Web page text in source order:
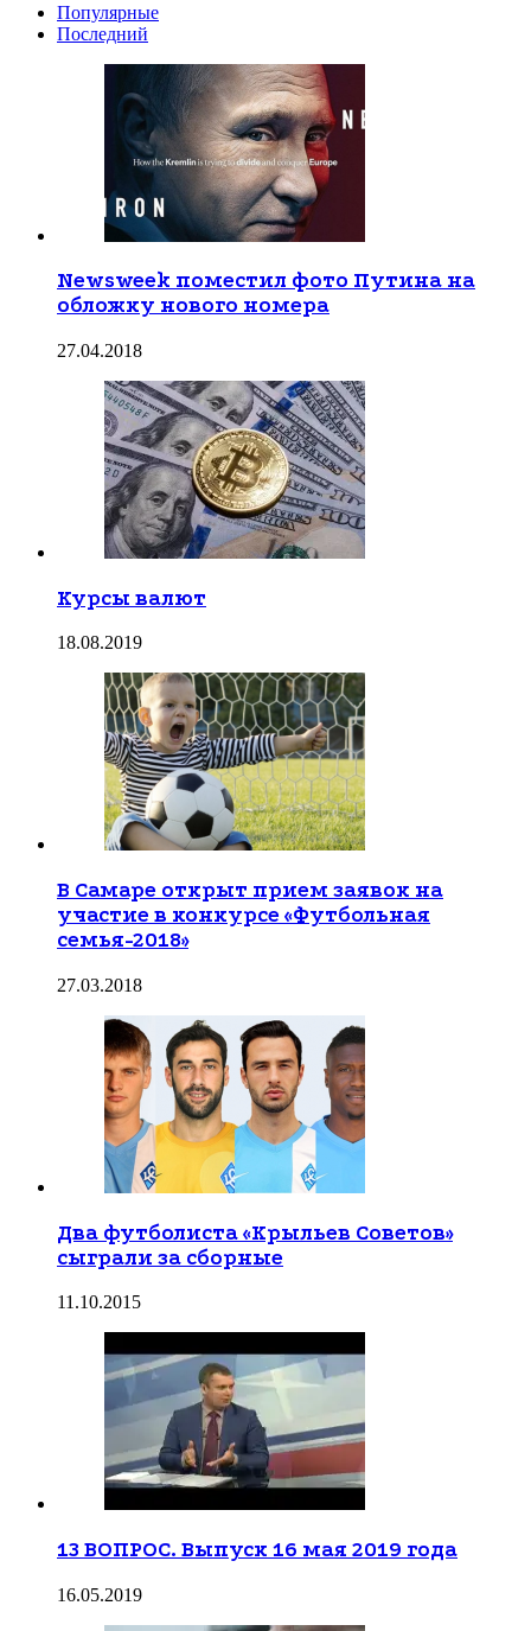
Популярные
Последний
Newsweek поместил фото Путина на
обложку нового номера
27.04.2018
Курсы валют
18.08.2019
В Самаре открыт прием заявок на
участие в конкурсе «Футбольная
семья-2018»
27.03.2018
Два футболиста «Крыльев Советов»
сыграли за сборные
11.10.2015
13 ВОПРОС. Выпуск 16 мая 2019 года
16.05.2019